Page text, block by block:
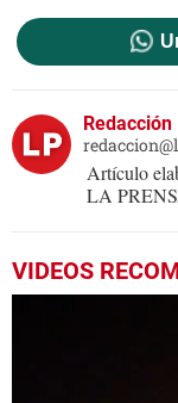
Redacción
Artículo
LA
VIDEOS